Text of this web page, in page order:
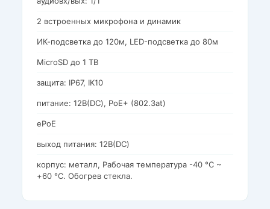
2 встроенных микрофона и динамик
ИК-подсветка до 120м, LED-подсветка до 80м
MicroSD до 1 TB
защита: IP67, IK10
питание: 12В(DC), PoE+ (802.3at)
ePoE
выход питания: 12В(DC)
корпус: металл, Рабочая температура -40 °C ~
+60 °C. Обогрев стекла.